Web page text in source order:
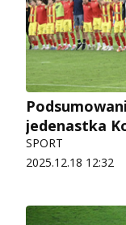
jedenastka
SPORT
2025.12.18 12:32